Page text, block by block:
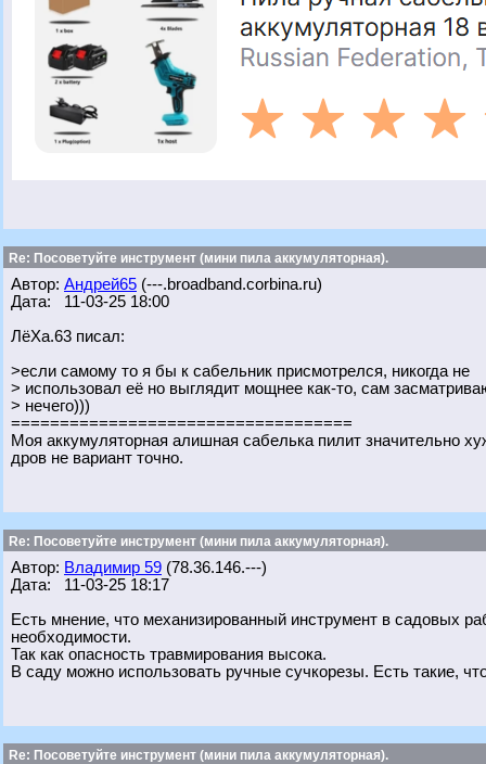
Re: Посоветуйте инструмент (мини пила аккумуляторная).
Автор: Андрей65 (---.broadband.corbina.ru)
Дата: 11-03-25 18:00
ЛёХа.63 писал:
>если самому то я бы к сабельник присмотрелся, никогда не
> использовал её но выглядит мощнее как-то, сам
> нечего)))
===================================
Моя аккумуляторная алишная сабелька пилит значительно
дров не вариант точно.
Re: Посоветуйте инструмент (мини пила аккумуляторная).
Автор: Владимир 59 (78.36.146.---)
Дата: 11-03-25 18:17
Есть мнение, что механизированный инструмент в садовых
необходимости.
Так как опасность травмирования высока.
В саду можно использовать ручные сучкорезы. Есть такие,
Re: Посоветуйте инструмент (мини пила аккумуляторная).